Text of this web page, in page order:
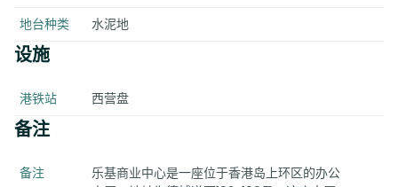
地台种类
水泥地
设施
港铁站 西营盘
备注
备注
乐基商业中心是一座位于香港岛上环区的办公